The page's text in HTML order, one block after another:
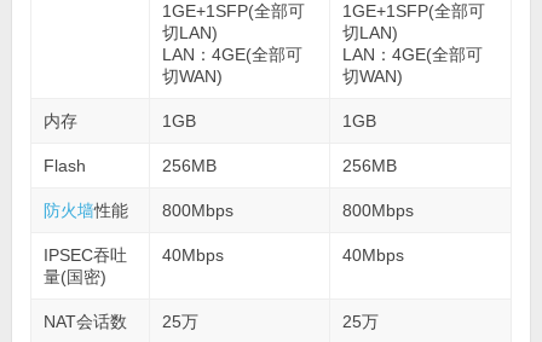
1GE+1SFP(全部可
切LAN)
LAN：4GE(全部可
切WAN)
1GE+1SFP(全部可
切LAN)
LAN：4GE(全部可
切WAN)
内存 1GB 1GB
Flash 256MB 256MB
防火墙性能 800Mbps 800Mbps
IPSEC吞吐
量(国密)
40Mbps 40Mbps
NAT会话数 25万 25万